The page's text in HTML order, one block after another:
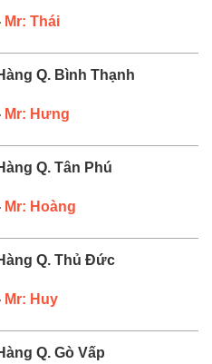
Mr: Thái
Q. Bình Thạnh
Mr: Hưng
Q. Tân Phú
Mr: Hoàng
Q. Thủ Đức
Mr: Huy
Q. Gò Vấp